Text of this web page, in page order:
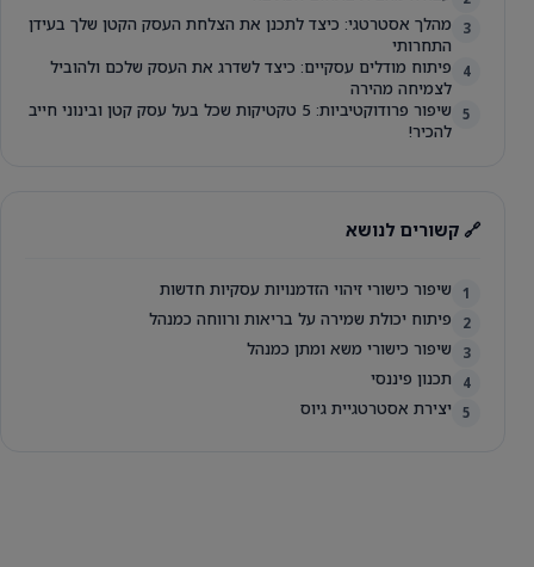
3
מהלך אסטרטגי: כיצד לתכנן את הצלחת העסק הקטן שלך בעידן
התחרותי
4
פיתוח מודלים עסקיים: כיצד לשדרג את העסק שלכם ולהוביל
לצמיחה מהירה
5
שיפור פרודוקטיביות: 5 טקטיקות שכל בעל עסק קטן ובינוני חייב
להכיר!
🔗 קשורים לנושא
1 שיפור כישורי זיהוי הזדמנויות עסקיות חדשות
2 פיתוח יכולת שמירה על בריאות ורווחה כמנהל
3 שיפור כישורי משא ומתן כמנהל
4 תכנון פיננסי
5 יצירת אסטרטגיית גיוס